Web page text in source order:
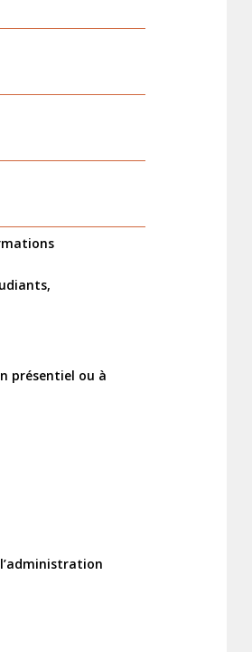
présentiel ou à